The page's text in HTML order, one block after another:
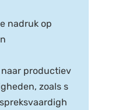
nadruk op
productiev
zoals s